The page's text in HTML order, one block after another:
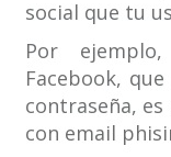
social que tu
Por
Facebook,
contraseña,
con email